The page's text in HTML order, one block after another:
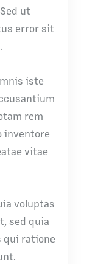
ut
error sit
iste
rem
inventore
vitae
voluptas
sed quia
qui ratione